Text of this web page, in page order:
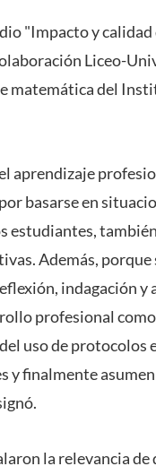
"Impacto y
Liceo-
matemática del
aprendizaje
basarse en
estudiantes,
Además,
indagación y
profesional
uso de
y finalmente
la relevancia